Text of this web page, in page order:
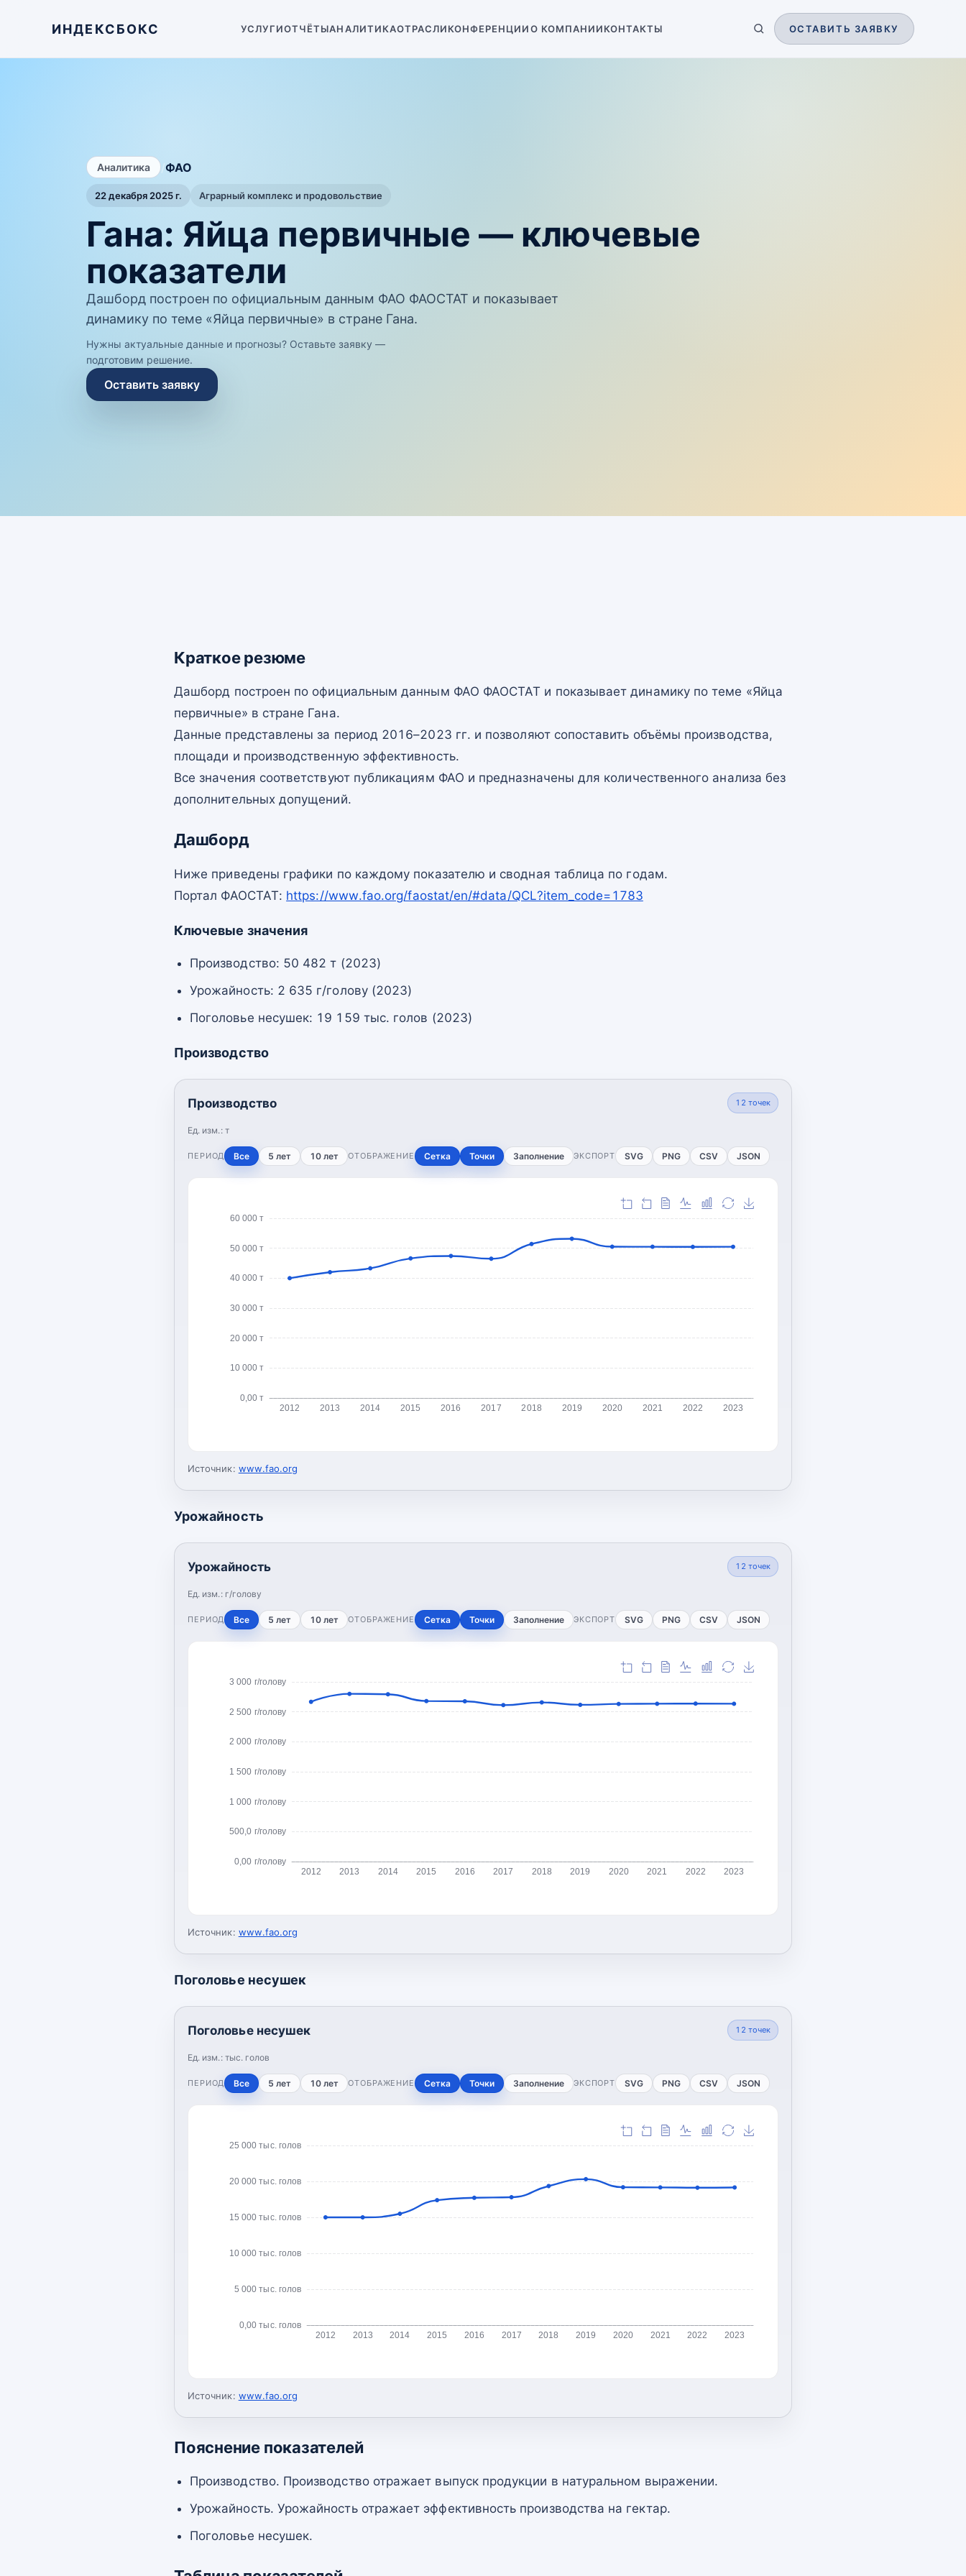
ИНДЕКСБОКС УСЛУГИОТЧЁТЫАНАЛИТИКАОТРАСЛИКОНФЕРЕНЦИИО КОМПАНИИКОНТАКТЫ ОСТАВИТЬ ЗАЯВКУ
Аналитика /ФАО
22 декабря 2025 г. Аграрный комплекс и продовольствие
Гана: Яйца первичные — ключевые
показатели
Дашборд построен по официальным данным ФАО ФАОСТАТ и показывает
динамику по теме «Яйца первичные» в стране Гана.
Нужны актуальные данные и прогнозы? Оставьте заявку —
подготовим решение.
Оставить заявку
Краткое резюме
Дашборд построен по официальным данным ФАО ФАОСТАТ и показывает динамику по теме «Яйца
первичные» в стране Гана.
Данные представлены за период 2016–2023 гг. и позволяют сопоставить объёмы производства,
площади и производственную эффективность.
Все значения соответствуют публикациям ФАО и предназначены для количественного анализа без
дополнительных допущений.
Дашборд
Ниже приведены графики по каждому показателю и сводная таблица по годам.
Портал ФАОСТАТ: https://www.fao.org/faostat/en/#data/QCL?item_code=1783
Ключевые значения
Производство: 50 482 т (2023)
Урожайность: 2 635 г/голову (2023)
Поголовье несушек: 19 159 тыс. голов (2023)
Производство
Производство
Ед. изм.: т
12 точек
ПЕРИОД Все 5 лет 10 лет ОТОБРАЖЕНИЕ Сетка Точки Заполнение ЭКСПОРТ SVG PNG CSV JSON
0,00 т
10 000 т
20 000 т
30 000 т
40 000 т
50 000 т
60 000 т
2012 2013 2014 2015 2016 2017 2018 2019 2020 2021 2022 2023
Источник: www.fao.org
Урожайность
Урожайность
Ед. изм.: г/голову
12 точек
ПЕРИОД Все 5 лет 10 лет ОТОБРАЖЕНИЕ Сетка Точки Заполнение ЭКСПОРТ SVG PNG CSV JSON
0,00 г/голову
500,0 г/голову
1 000 г/голову
1 500 г/голову
2 000 г/голову
2 500 г/голову
3 000 г/голову
2012 2013 2014 2015 2016 2017 2018 2019 2020 2021 2022 2023
Источник: www.fao.org
Поголовье несушек
Поголовье несушек
Ед. изм.: тыс. голов
12 точек
ПЕРИОД Все 5 лет 10 лет ОТОБРАЖЕНИЕ Сетка Точки Заполнение ЭКСПОРТ SVG PNG CSV JSON
0,00 тыс. голов
5 000 тыс. голов
10 000 тыс. голов
15 000 тыс. голов
20 000 тыс. голов
25 000 тыс. голов
2012 2013 2014 2015 2016 2017 2018 2019 2020 2021 2022 2023
Источник: www.fao.org
Пояснение показателей
Производство. Производство отражает выпуск продукции в натуральном выражении.
Урожайность. Урожайность отражает эффективность производства на гектар.
Поголовье несушек.